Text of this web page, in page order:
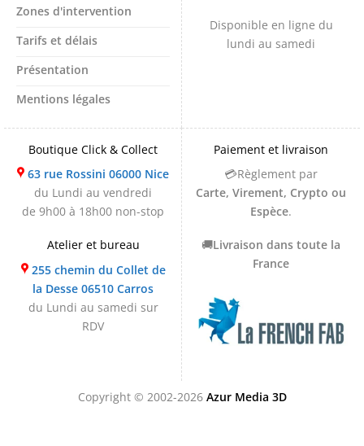
Zones d'intervention
Tarifs et délais
Présentation
Mentions légales
Disponible en ligne du
lundi au samedi
Boutique Click & Collect
63 rue Rossini 06000 Nice
du Lundi au vendredi
de 9h00 à 18h00 non-stop
Atelier et bureau
255 chemin du Collet de
la Desse 06510 Carros
du Lundi au samedi sur
RDV
Paiement et livraison
💳Règlement par
Carte, Virement, Crypto ou
Espèce.
🚚Livraison dans toute la
France
Copyright © 2002-2026 Azur Media 3D